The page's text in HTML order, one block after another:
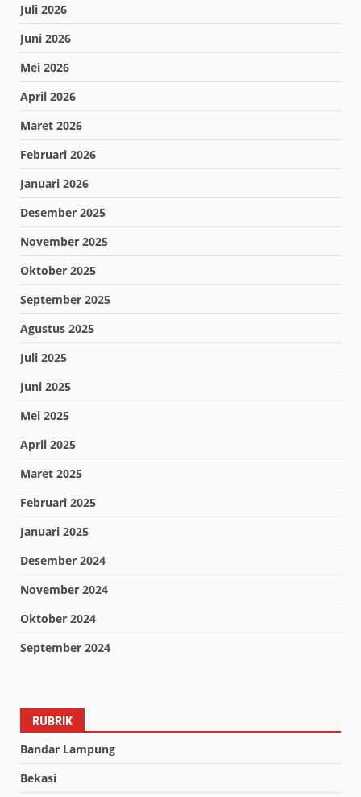
Juli 2026
Juni 2026
Mei 2026
April 2026
Maret 2026
Februari 2026
Januari 2026
Desember 2025
November 2025
Oktober 2025
September 2025
Agustus 2025
Juli 2025
Juni 2025
Mei 2025
April 2025
Maret 2025
Februari 2025
Januari 2025
Desember 2024
November 2024
Oktober 2024
September 2024
RUBRIK
Bandar Lampung
Bekasi